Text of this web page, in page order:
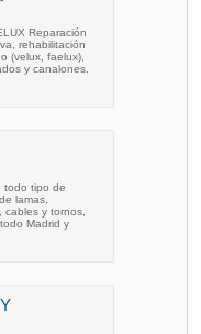
Reparación
rehabilitación
(velux, faelux),
y canalones.
todo tipo de
lamas,
cables y tornos,
Madrid y